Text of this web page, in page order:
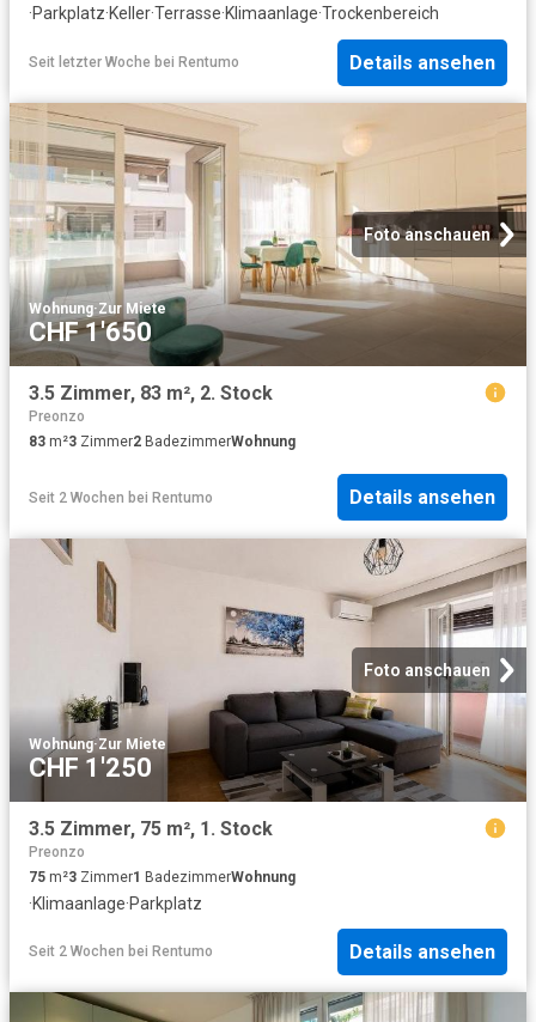
·Parkplatz·Keller·Terrasse·Klimaanlage·Trockenbereich
Seit letzter Woche bei Rentumo Details ansehen
Foto anschauen
Wohnung·Zur Miete
CHF 1'650
3.5 Zimmer, 83 m², 2. Stock
Preonzo
83 m²3 Zimmer2 BadezimmerWohnung
Seit 2 Wochen bei Rentumo Details ansehen
Foto anschauen
Wohnung·Zur Miete
CHF 1'250
3.5 Zimmer, 75 m², 1. Stock
Preonzo
75 m²3 Zimmer1 BadezimmerWohnung
·Klimaanlage·Parkplatz
Seit 2 Wochen bei Rentumo Details ansehen